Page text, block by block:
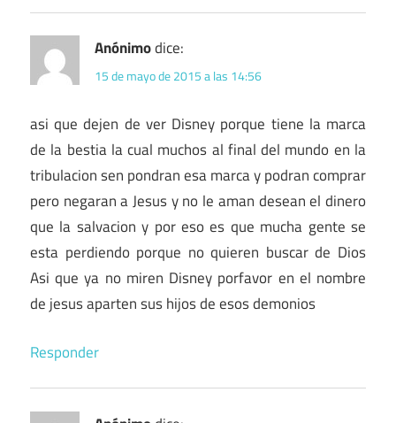
Anónimodice:
15 de mayo de 2015 a las 14:56
asi que dejen de ver Disney porque tiene la marca
de la bestia la cual muchos al final del mundo en la
tribulacion sen pondran esa marca y podran comprar
pero negaran a Jesus y no le aman desean el dinero
que la salvacion y por eso es que mucha gente se
esta perdiendo porque no quieren buscar de Dios
Asi que ya no miren Disney porfavor en el nombre
de jesus aparten sus hijos de esos demonios
Responder